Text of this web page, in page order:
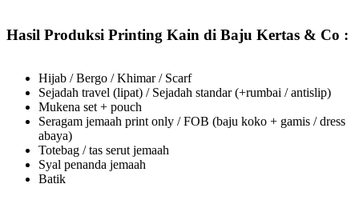
Hasil Produksi Printing Kain di Baju Kertas & Co :
Hijab / Bergo / Khimar / Scarf
Sejadah travel (lipat) / Sejadah standar (+rumbai / antislip)
Mukena set + pouch
Seragam jemaah print only / FOB (baju koko + gamis / dress
abaya)
Totebag / tas serut jemaah
Syal penanda jemaah
Batik